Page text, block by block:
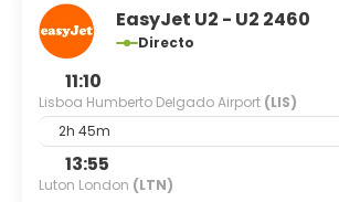
EasyJet U2 - U2 2460
Directo
11:10
Lisboa Humberto Delgado Airport (LIS)
2h 45m
13:55
Luton London (LTN)